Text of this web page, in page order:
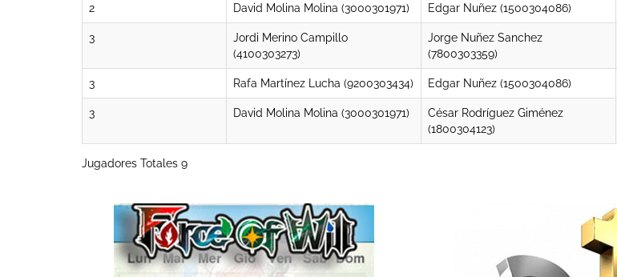
2 David Molina Molina (3000301971) Edgar Nuñez (1500304086)
3
Jordi Merino Campillo
(4100303273)
Jorge Nuñez Sanchez
(7800303359)
3 Rafa Martínez Lucha (9200303434) Edgar Nuñez (1500304086)
3 David Molina Molina (3000301971)
César Rodríguez Giménez
(1800304123)
Jugadores Totales 9